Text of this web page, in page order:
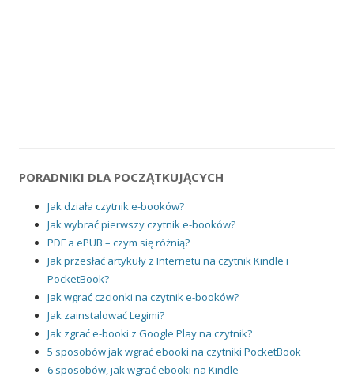
PORADNIKI DLA POCZĄTKUJĄCYCH
Jak działa czytnik e-booków?
Jak wybrać pierwszy czytnik e-booków?
PDF a ePUB – czym się różnią?
Jak przesłać artykuły z Internetu na czytnik Kindle i
PocketBook?
Jak wgrać czcionki na czytnik e-booków?
Jak zainstalować Legimi?
Jak zgrać e-booki z Google Play na czytnik?
5 sposobów jak wgrać ebooki na czytniki PocketBook
6 sposobów, jak wgrać ebooki na Kindle